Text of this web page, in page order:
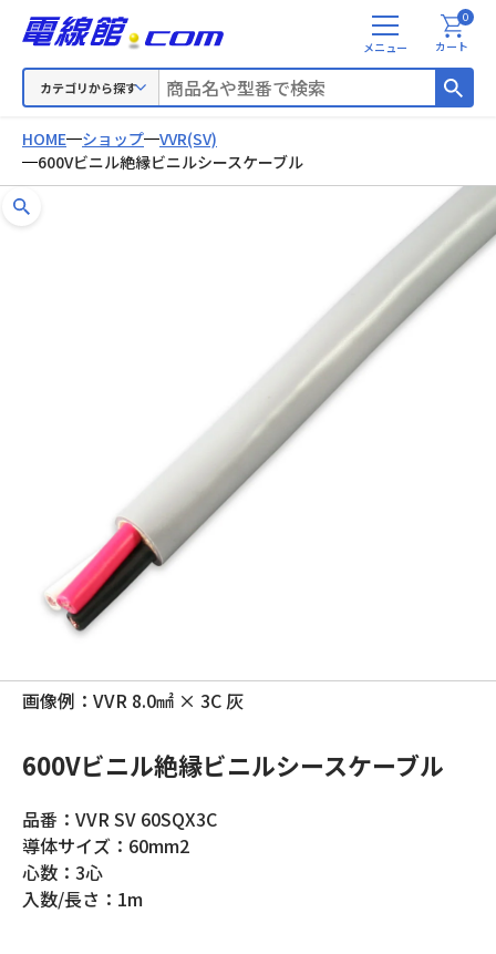
カテゴリから探す
メ
ニ
カート
0
HOME ショップ
VVR(SV)
600Vビニル絶縁ビニルシースケーブル
画像例：VVR 8.0㎟ × 3C 灰
600Vビニル絶縁ビニルシースケーブル
品番：VVR SV 60SQX3C
導体サイズ：60mm2
心数：3心
入数/長さ：1m